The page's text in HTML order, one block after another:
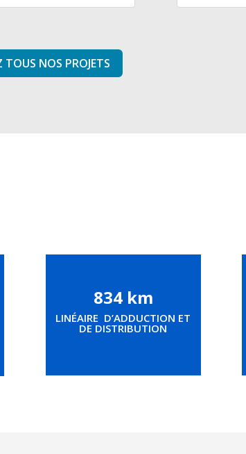
TOUS NOS PROJETS
834 km
LINÉAIRE D’ADDUCTION ET
DE DISTRIBUTION